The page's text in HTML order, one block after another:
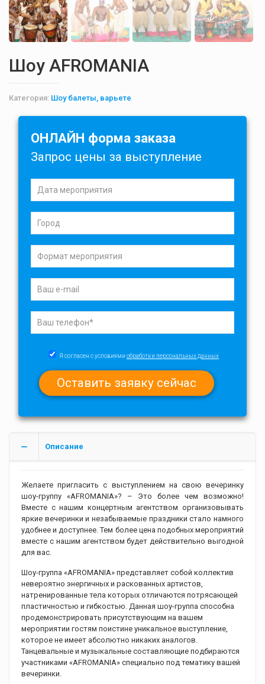
Шоу AFROMANIA
Категория: Шоу балеты, варьете
ОНЛАЙН форма заказа
Запрос цены за выступление
Я согласен с условиями обработки персональных данных
Описание
Желаете пригласить с выступлением на свою вечеринку
шоу-группу «AFROMANIA»? – Это более чем возможно!
Вместе с нашим концертным агентством организовывать
яркие вечеринки и незабываемые праздники стало намного
удобнее и доступнее. Тем более цена подобных мероприятий
вместе с нашим агентством будет действительно выгодной
для вас.
Шоу-группа «AFROMANIA» представляет собой коллектив
невероятно энергичных и раскованных артистов,
натренированные тела которых отличаются потрясающей
пластичностью и гибкостью. Данная шоу-группа способна
продемонстрировать присутствующим на вашем
мероприятии гостям поистине уникальное выступление,
которое не имеет абсолютно никаких аналогов.
Танцевальные и музыкальные составляющие подбираются
участниками «AFROMANIA» специально под тематику вашей
вечеринки.